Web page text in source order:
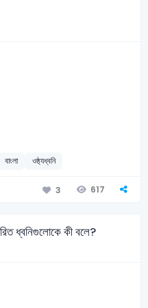
বাংলা ওষ্ঠ্যধ্বনি
3 617
ধ্বনিগুলোকে কী বলে?